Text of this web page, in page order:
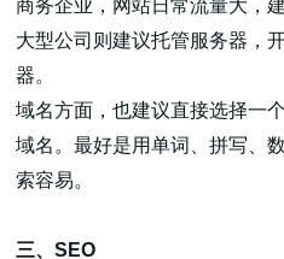
商务企业，网站日常流量大，
大型公司则建议托管服务器，
器。
域名方面，也建议直接选择一
域名。最好是用单词、拼写、
索容易。
三、SEO